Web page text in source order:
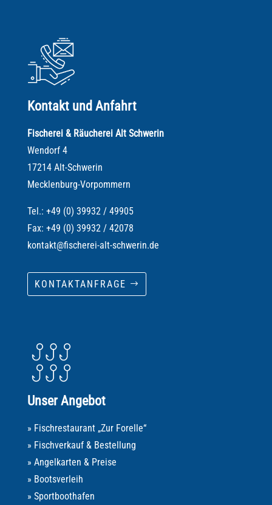
Kontakt und Anfahrt
Fischerei & Räucherei Alt Schwerin
Wendorf 4
17214 Alt-Schwerin
Mecklenburg-Vorpommern
Tel.: +49 (0) 39932 / 49905
Fax: +49 (0) 39932 / 42078
kontakt@fischerei-alt-schwerin.de
KONTAKTANFRAGE
Unser Angebot
» Fischrestaurant „Zur Forelle“
» Fischverkauf & Bestellung
» Angelkarten & Preise
» Bootsverleih
» Sportboothafen